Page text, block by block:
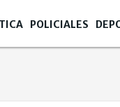
POLICIALES